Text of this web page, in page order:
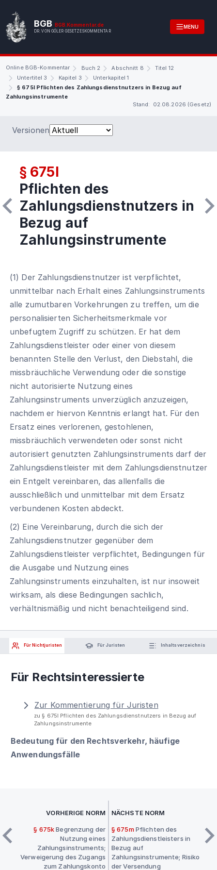
BGB BGB.Kommentar.de
DR. VON GÖLER GESETZESKOMMENTAR
MENU
Online BGB-Kommentar Buch 2 Abschnitt 8
Titel 12
Untertitel 3
Kapitel 3
Unterkapitel 1
§ 675l Pflichten des Zahlungsdienstnutzers in Bezug auf
Zahlungsinstrumente
Stand: 02.08.2026 (Gesetz)
Versionen
§ 675l
Pflichten des
Zahlungsdienstnutzers in
Bezug auf
Zahlungsinstrumente
(1) Der Zahlungsdienstnutzer ist verpflichtet,
unmittelbar nach Erhalt eines Zahlungsinstruments
alle zumutbaren Vorkehrungen zu treffen, um die
personalisierten Sicherheitsmerkmale vor
unbefugtem Zugriff zu schützen. Er hat dem
Zahlungsdienstleister oder einer von diesem
benannten Stelle den Verlust, den Diebstahl, die
missbräuchliche Verwendung oder die sonstige
nicht autorisierte Nutzung eines
Zahlungsinstruments unverzüglich anzuzeigen,
nachdem er hiervon Kenntnis erlangt hat. Für den
Ersatz eines verlorenen, gestohlenen,
missbräuchlich verwendeten oder sonst nicht
autorisiert genutzten Zahlungsinstruments darf der
Zahlungsdienstleister mit dem Zahlungsdienstnutzer
ein Entgelt vereinbaren, das allenfalls die
ausschließlich und unmittelbar mit dem Ersatz
verbundenen Kosten abdeckt.
(2) Eine Vereinbarung, durch die sich der
Zahlungsdienstnutzer gegenüber dem
Zahlungsdienstleister verpflichtet, Bedingungen für
die Ausgabe und Nutzung eines
Zahlungsinstruments einzuhalten, ist nur insoweit
wirksam, als diese Bedingungen sachlich,
verhältnismäßig und nicht benachteiligend sind.
Für Nichtjuristen Für Juristen Inhaltsverzeichnis
Für Rechtsinteressierte
Zur Kommentierung für Juristen
zu § 675l Pflichten des Zahlungsdienstnutzers in Bezug auf
Zahlungsinstrumente
Bedeutung für den Rechtsverkehr, häufige
Anwendungsfälle
VORHERIGE NORM
§ 675k Begrenzung der
Nutzung eines
Zahlungsinstruments;
Verweigerung des Zugangs
zum Zahlungskonto
NÄCHSTE NORM
§ 675m Pflichten des
Zahlungsdienstleisters in
Bezug auf
Zahlungsinstrumente; Risiko
der Versendung